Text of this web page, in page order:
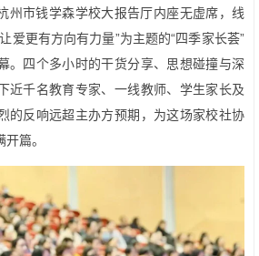
州市钱学森学校大报告厅内座无虚席，线
爱更有方向有力量”为主题的“四季家长荟”
。四个多小时的干货分享、思想碰撞与深
近千名教育专家、一线教师、学生家长及
的反响远超主办方预期，为这场家校社协
篇。